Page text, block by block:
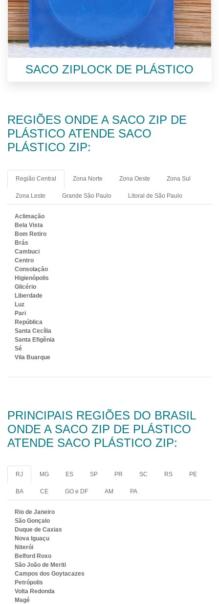
SACO ZIPLOCK DE PLÁSTICO
REGIÕES ONDE A SACO ZIP DE
PLÁSTICO ATENDE SACO
PLÁSTICO ZIP:
Região Central Zona Norte Zona Oeste Zona Sul
Zona Leste Grande São Paulo Litoral de São Paulo
Aclimação
Bela Vista
Bom Retiro
Brás
Cambuci
Centro
Consolação
Higienópolis
Glicério
Liberdade
Luz
Pari
República
Santa Cecília
Santa Efigênia
Sé
Vila Buarque
PRINCIPAIS REGIÕES DO BRASIL
ONDE A SACO ZIP DE PLÁSTICO
ATENDE SACO PLÁSTICO ZIP:
RJ MG ES SP PR SC RS PE
BA CE GO e DF AM PA
Rio de Janeiro
São Gonçalo
Duque de Caxias
Nova Iguaçu
Niterói
Belford Roxo
São João de Meriti
Campos dos Goytacazes
Petrópolis
Volta Redonda
Magé